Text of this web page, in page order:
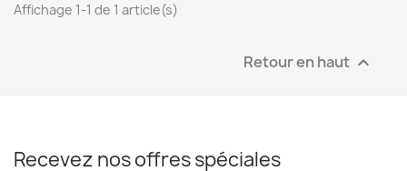
Affichage 1-1 de 1 article(s)
Retour en haut 
Recevez nos offres spéciales